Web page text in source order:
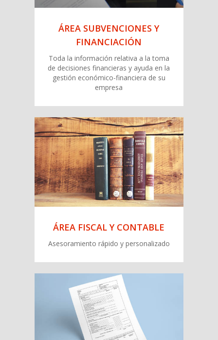
ÁREA SUBVENCIONES Y
FINANCIACIÓN
Toda la información relativa a la toma
de decisiones financieras y ayuda en la
gestión económico-financiera de su
empresa
ÁREA FISCAL Y CONTABLE
Asesoramiento rápido y personalizado